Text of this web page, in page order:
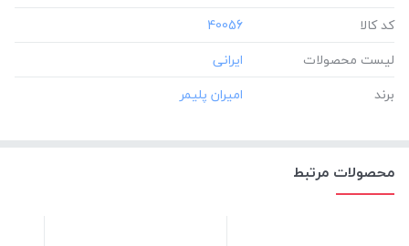
کد کالا
‎40056
لیست محصولات
برند
محصولات مرتبط